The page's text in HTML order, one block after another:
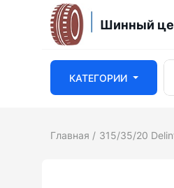
Шинный
КАТЕГОРИИ
Главная 315/35/20